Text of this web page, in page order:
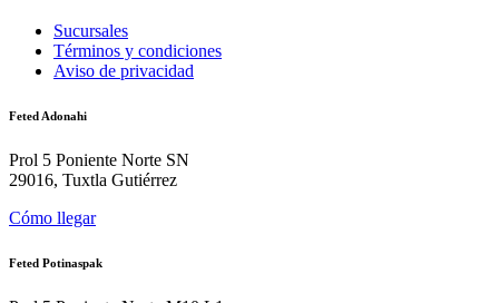
Sucursales
Términos y condiciones
Aviso de privacidad
Feted Adonahi
Prol 5 Poniente Norte SN
29016, Tuxtla Gutiérrez
Cómo llegar
Feted Potinaspak